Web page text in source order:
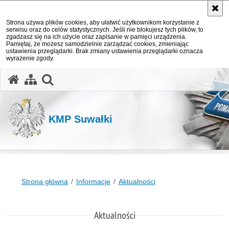
Strona używa plików cookies, aby ułatwić użytkownikom korzystanie z
serwisu oraz do celów statystycznych. Jeśli nie blokujesz tych plików, to
zgadzasz się na ich użycie oraz zapisanie w pamięci urządzenia.
Pamiętaj, że możesz samodzielnie zarządzać cookies, zmieniając
ustawienia przeglądarki. Brak zmiany ustawienia przeglądarki oznacza
wyrażenie zgody.
KMP Suwałki
Strona główna Informacje Aktualności
Aktualności